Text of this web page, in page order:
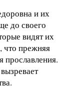
и их
до своего
видят их
что прежняя
прославления.